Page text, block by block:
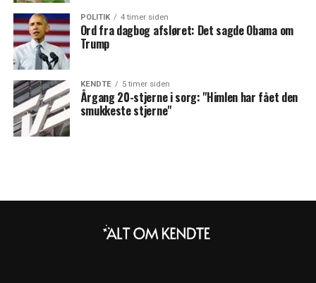
POLITIK 4 timer siden
Ord fra dagbog afsløret: Det sagde Obama om
Trump
KENDTE 5 timer siden
Årgang 20-stjerne i sorg: "Himlen har fået den
smukkeste stjerne"